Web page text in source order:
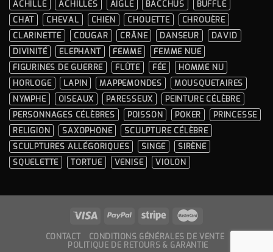
GUIDE
COMPLET
ET
CONSEILS
PRATIQUES
ACHILLE ACHILLES AIGLE BACCHUS
BUFFLE
CHAT
CHEVAL CHIEN CHOUETTE
CHROUÈRE
CLARINETTE
COUGAR CRÂNE DANSEUR
DAVID
DIVINITÉ
ELEPHANT FEMME
FEMME NUE
FIGURINES DE GUERRE
FLÛTE FÉE
HOMME NU
HORLOGE
LAPIN MAPPEMONDES
MOUSQUETAIRES
NYMPHE
OISEAUX PARESSEUX
PEINTURE CÉLÈBRE
PERSONNAGES CÉLÈBRES
POISSON POKER
PRINCESSE
RELIGION
SAXOPHONE
SCULPTURE CÉLÈBRE
SCULPTURES ALLÉGORIQUES
SINGE
SIRÈNE
SQUELETTE
TORTUE VENISE VIOLON
CONTACT
CONDITIONS GÉNÉRALES DE VENTE
POLITIQUE DE RETOURS & GARANTIE